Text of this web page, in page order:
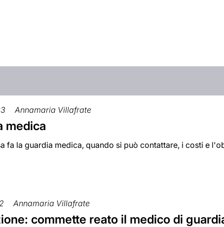
Annamaria Villafrate
medica
fa la guardia medica, quando si può contattare, i costi e
Annamaria Villafrate
commette reato il medico di